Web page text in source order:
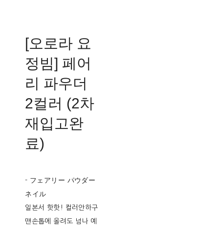
[오로라 요
정빔] 페어
리 파우더
2컬러 (2차
재입고완
료)
- フェアリー パウダー
ネイル
일본서 핫핫! 컬러안하구
맨손톱에 올려도 넘나 예